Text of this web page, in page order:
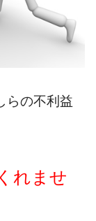
らの不利益
れませ